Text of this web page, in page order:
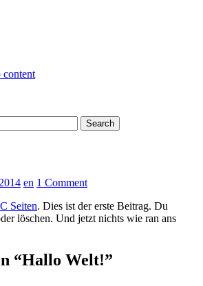
content
en 1 Comment
Seiten. Dies ist der erste Beitrag. Du
löschen. Und jetzt nichts wie ran ans
“Hallo Welt!”